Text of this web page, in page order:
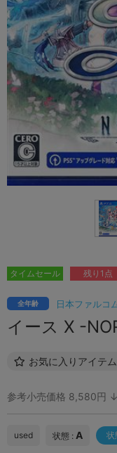
日本ファルコ
全年齢
イース X -
お気に入りアイテ
タイムセール 残り1点
参考小売価格 8,580円 ↓
used 状態 : A 状